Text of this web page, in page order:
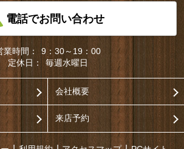
電話でお問い合わせ
業時間：
9：30～19：00
定休日：
毎週水曜日
会社概要
来店予約